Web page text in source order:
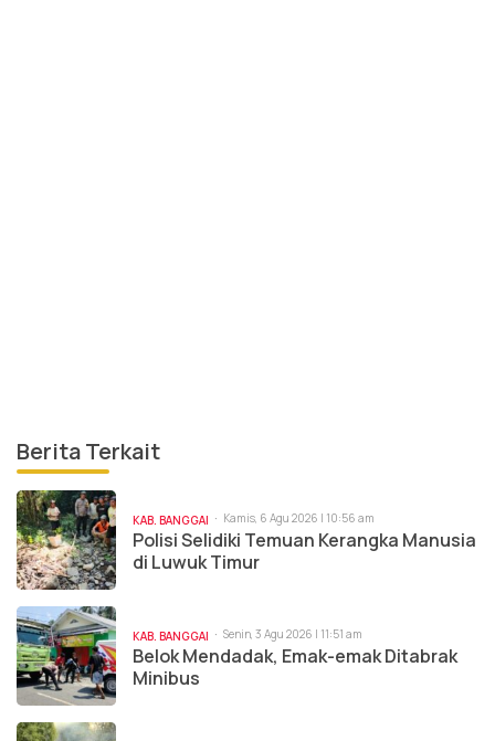
Berita Terkait
KAB. BANGGAI Kamis, 6 Agu 2026 | 10:56 am
Polisi Selidiki Temuan Kerangka Manusia
di Luwuk Timur
KAB. BANGGAI Senin, 3 Agu 2026 | 11:51 am
Belok Mendadak, Emak-emak Ditabrak
Minibus